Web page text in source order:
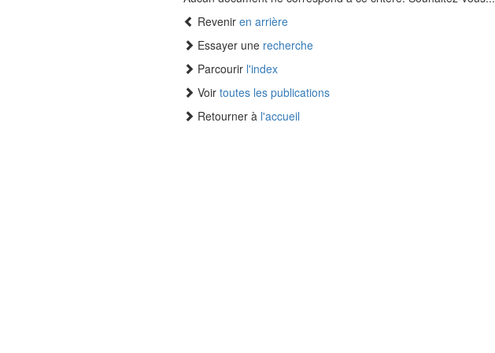
Revenir en arrière
Essayer une recherche
Parcourir l'index
Voir toutes les publications
Retourner à l'accueil